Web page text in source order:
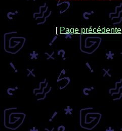
[ Page précédente